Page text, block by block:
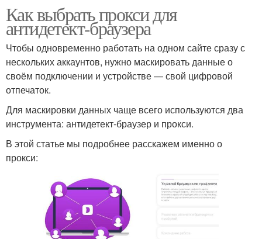
Как выбрать прокси для
антидетект-браузера
Чтобы одновременно работать на одном сайте сразу с
нескольких аккаунтов, нужно маскировать данные о
своём подключении и устройстве — свой цифровой
отпечаток.
Для маскировки данных чаще всего используются два
инструмента: антидетект-браузер и прокси.
В этой статье мы подробнее расскажем именно о
прокси: